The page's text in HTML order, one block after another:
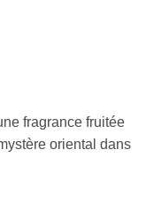
fragrance fruitée
oriental dans